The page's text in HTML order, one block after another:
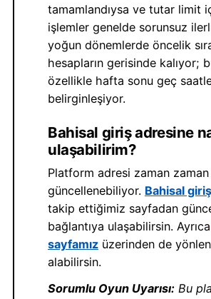
tamamlandıysa ve tutar limit
işlemler genelde sorunsuz
yoğun dönemlerde öncelik
hesapların gerisinde kalıyor;
özellikle hafta sonu geç
belirginleşiyor.
Bahisal giriş adresine
ulaşabilirim?
Platform adresi zaman zaman
güncellenebiliyor. Bahisal
takip ettiğimiz sayfadan
bağlantıya ulaşabilirsin. Ayrıca
sayfamızüzerinden de
alabilirsin.
Sorumlu Oyun Uyarısı:Bu